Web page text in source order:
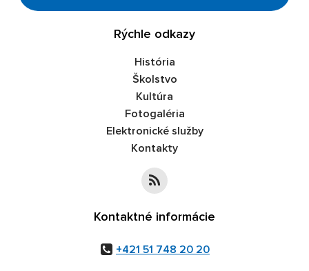
Rýchle odkazy
História
Školstvo
Kultúra
Fotogaléria
Elektronické služby
Kontakty
Kontaktné informácie
+421 51 748 20 20